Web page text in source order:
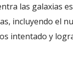
las galaxias
incluyendo el
intentado y